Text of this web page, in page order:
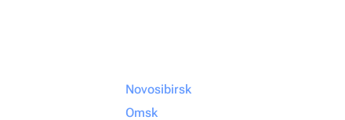
Novosibirsk
Omsk